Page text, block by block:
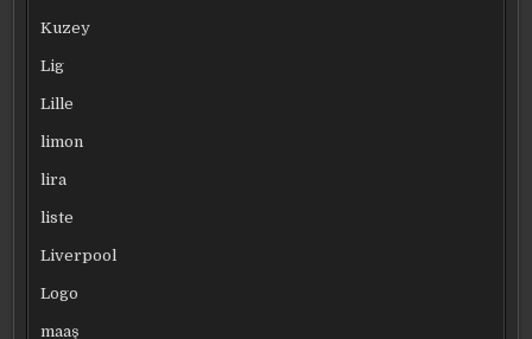
Kuzey
Lig
Lille
limon
lira
liste
Liverpool
Logo
maaş